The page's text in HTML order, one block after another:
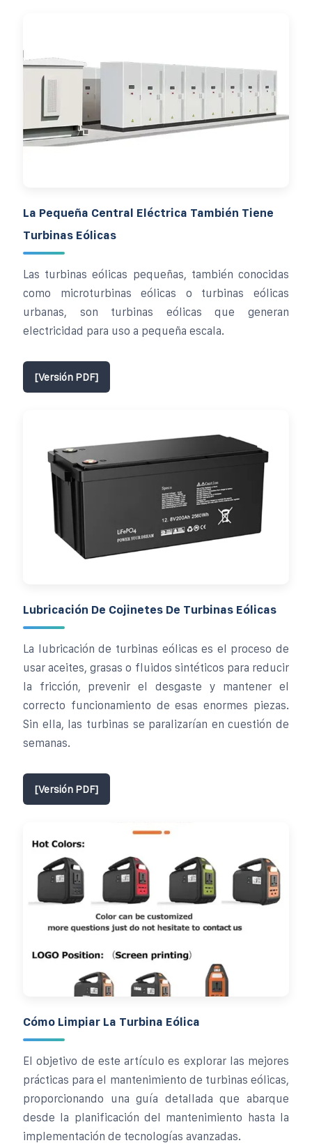
La Pequeña Central Eléctrica También Tiene
Turbinas Eólicas
Las turbinas eólicas pequeñas, también conocidas
como microturbinas eólicas o turbinas eólicas
urbanas, son turbinas eólicas que generan
electricidad para uso a pequeña escala.
[Versión PDF]
Lubricación De Cojinetes De Turbinas Eólicas
La lubricación de turbinas eólicas es el proceso de
usar aceites, grasas o fluidos sintéticos para reducir
la fricción, prevenir el desgaste y mantener el
correcto funcionamiento de esas enormes piezas.
Sin ella, las turbinas se paralizarían en cuestión de
semanas.
[Versión PDF]
Cómo Limpiar La Turbina Eólica
El objetivo de este artículo es explorar las mejores
prácticas para el mantenimiento de turbinas eólicas,
proporcionando una guía detallada que abarque
desde la planificación del mantenimiento hasta la
implementación de tecnologías avanzadas.